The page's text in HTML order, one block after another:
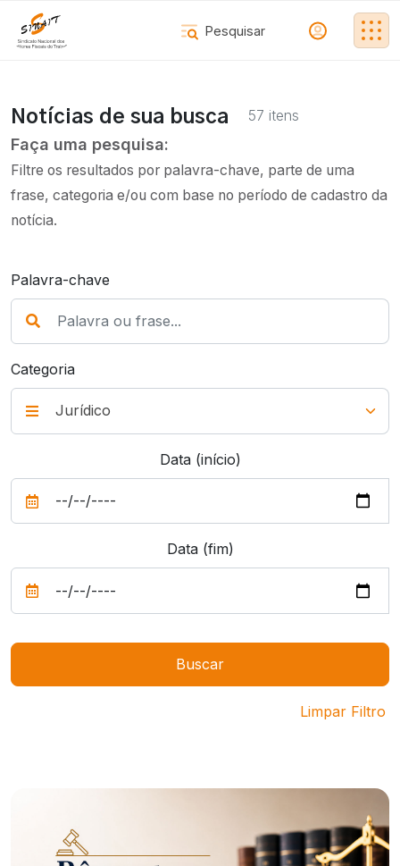
Notícias de sua busca 57 itens
Faça uma pesquisa:
Filtre os resultados por palavra-chave, parte de uma
frase, categoria e/ou com base no período de cadastro da
notícia.
Palavra-chave
Categoria
Data (início)
Data (fim)
Limpar Filtro